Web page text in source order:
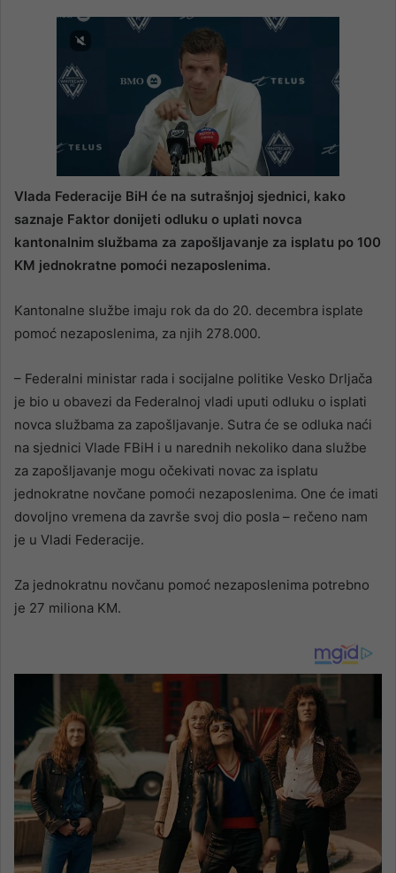
Vlada Federacije BiH će na sutrašnjoj sjednici, kako
saznaje Faktor donijeti odluku o uplati novca
kantonalnim službama za zapošljavanje za isplatu po 100
KM jednokratne pomoći nezaposlenima.
Kantonalne službe imaju rok da do 20. decembra isplate
pomoć nezaposlenima, za njih 278.000.
– Federalni ministar rada i socijalne politike Vesko Drljača
je bio u obavezi da Federalnoj vladi uputi odluku o isplati
novca službama za zapošljavanje. Sutra će se odluka naći
na sjednici Vlade FBiH i u narednih nekoliko dana službe
za zapošljavanje mogu očekivati novac za isplatu
jednokratne novčane pomoći nezaposlenima. One će imati
dovoljno vremena da završe svoj dio posla – rečeno nam
je u Vladi Federacije.
Za jednokratnu novčanu pomoć nezaposlenima potrebno
je 27 miliona KM.